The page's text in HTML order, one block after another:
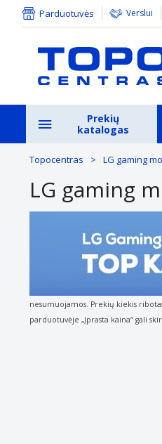
Parduotuvės Verslui
Prekių
katalogas
Topocentras LG gaming
LG gaming
nesumuojamos. Prekių kiekis
parduotuvėje „Įprasta kaina“ gali